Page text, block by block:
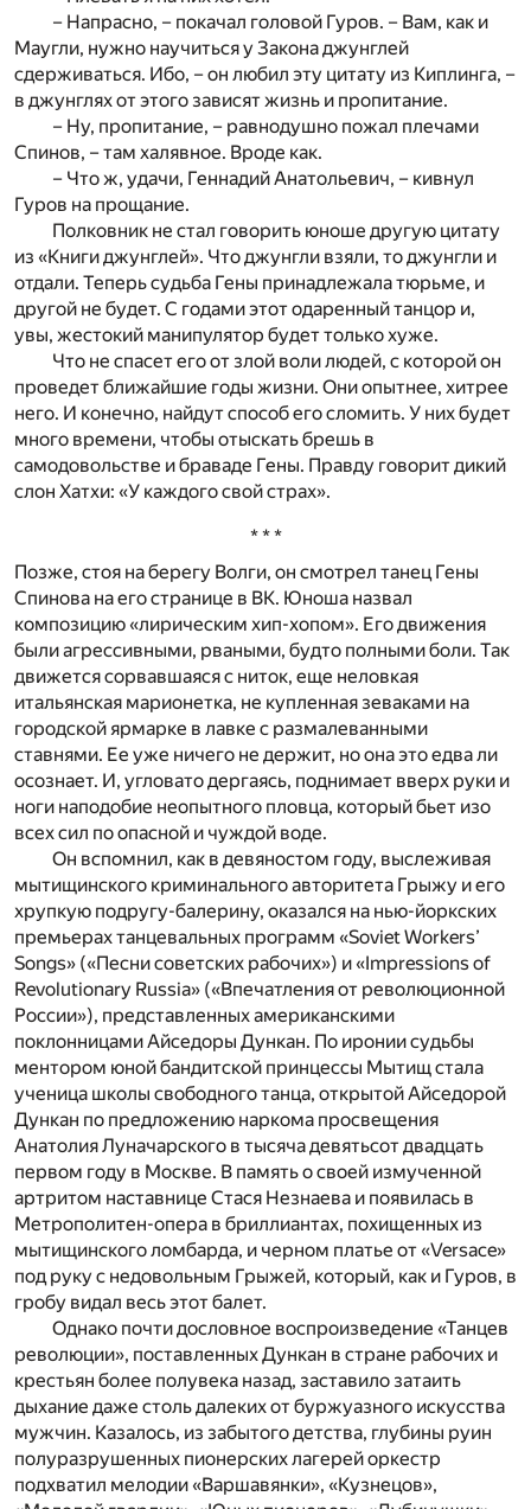
– Напрасно, – покачал головой Гуров. – Вам, как и
Маугли, нужно научиться у Закона джунглей
сдерживаться. Ибо, – он любил эту цитату из Киплинга, –
в джунглях от этого зависят жизнь и пропитание.
– Ну, пропитание, – равнодушно пожал плечами
Спинов, – там халявное. Вроде как.
– Что ж, удачи, Геннадий Анатольевич, – кивнул
Гуров на прощание.
Полковник не стал говорить юноше другую цитату
из «Книги джунглей». Что джунгли взяли, то джунгли и
отдали. Теперь судьба Гены принадлежала тюрьме, и
другой не будет. С годами этот одаренный танцор и,
увы, жестокий манипулятор будет только хуже.
Что не спасет его от злой воли людей, с которой он
проведет ближайшие годы жизни. Они опытнее, хитрее
него. И конечно, найдут способ его сломить. У них будет
много времени, чтобы отыскать брешь в
самодовольстве и браваде Гены. Правду говорит дикий
слон Хатхи: «У каждого свой страх».
* * *
Позже, стоя на берегу Волги, он смотрел танец Гены
Спинова на его странице в ВК. Юноша назвал
композицию «лирическим хип-хопом». Его движения
были агрессивными, рваными, будто полными боли. Так
движется сорвавшаяся с ниток, еще неловкая
итальянская марионетка, не купленная зеваками на
городской ярмарке в лавке с размалеванными
ставнями. Ее уже ничего не держит, но она это едва ли
осознает. И, угловато дергаясь, поднимает вверх руки и
ноги наподобие неопытного пловца, который бьет изо
всех сил по опасной и чуждой воде.
Он вспомнил, как в девяностом году, выслеживая
мытищинского криминального авторитета Грыжу и его
хрупкую подругу-балерину, оказался на нью-йоркских
премьерах танцевальных программ «Soviet Workers’
Songs» («Песни советских рабочих») и «Impressions of
Revolutionary Russia» («Впечатления от революционной
России»), представленных американскими
поклонницами Айседоры Дункан. По иронии судьбы
ментором юной бандитской принцессы Мытищ стала
ученица школы свободного танца, открытой Айседорой
Дункан по предложению наркома просвещения
Анатолия Луначарского в тысяча девятьсот двадцать
первом году в Москве. В память о своей измученной
артритом наставнице Стася Незнаева и появилась в
Метрополитен-опера в бриллиантах, похищенных из
мытищинского ломбарда, и черном платье от «Versace»
под руку с недовольным Грыжей, который, как и Гуров, в
гробу видал весь этот балет.
Однако почти дословное воспроизведение «Танцев
революции», поставленных Дункан в стране рабочих и
крестьян более полувека назад, заставило затаить
дыхание даже столь далеких от буржуазного искусства
мужчин. Казалось, из забытого детства, глубины руин
полуразрушенных пионерских лагерей оркестр
подхватил мелодии «Варшавянки», «Кузнецов»,